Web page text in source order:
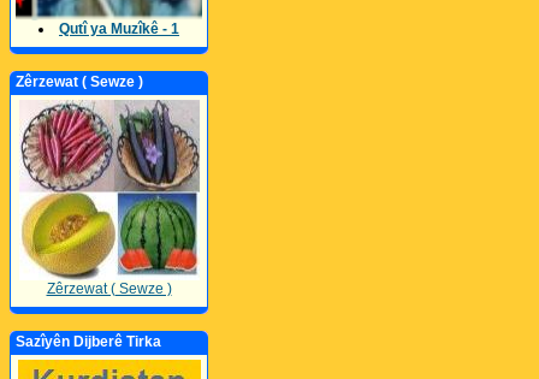
Qutî ya Muzîkê - 1
Zêrzewat ( Sewze )
Zêrzewat ( Sewze )
Sazîyên Dijberê Tirka